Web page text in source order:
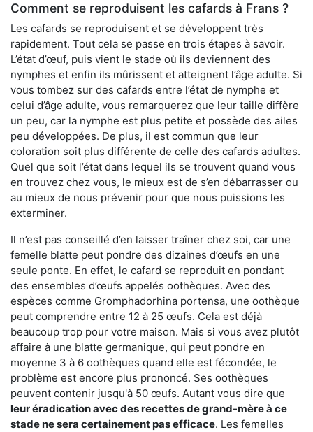
Comment se reproduisent les cafards à Frans ?
Les cafards se reproduisent et se développent très
rapidement. Tout cela se passe en trois étapes à savoir.
L’état d’œuf, puis vient le stade où ils deviennent des
nymphes et enfin ils mûrissent et atteignent l’âge adulte. Si
vous tombez sur des cafards entre l’état de nymphe et
celui d’âge adulte, vous remarquerez que leur taille diffère
un peu, car la nymphe est plus petite et possède des ailes
peu développées. De plus, il est commun que leur
coloration soit plus différente de celle des cafards adultes.
Quel que soit l’état dans lequel ils se trouvent quand vous
en trouvez chez vous, le mieux est de s’en débarrasser ou
au mieux de nous prévenir pour que nous puissions les
exterminer.
Il n’est pas conseillé d’en laisser traîner chez soi, car une
femelle blatte peut pondre des dizaines d’œufs en une
seule ponte. En effet, le cafard se reproduit en pondant
des ensembles d’œufs appelés oothèques. Avec des
espèces comme Gromphadorhina portensa, une oothèque
peut comprendre entre 12 à 25 œufs. Cela est déjà
beaucoup trop pour votre maison. Mais si vous avez plutôt
affaire à une blatte germanique, qui peut pondre en
moyenne 3 à 6 oothèques quand elle est fécondée, le
problème est encore plus prononcé. Ses oothèques
peuvent contenir jusqu'à 50 œufs. Autant vous dire que
leur éradication avec des recettes de grand-mère à ce
stade ne sera certainement pas efficace. Les femelles